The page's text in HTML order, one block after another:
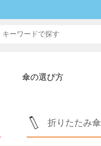
傘の選び方
折りたたみ傘